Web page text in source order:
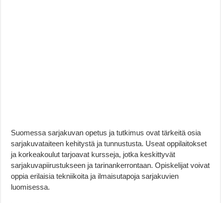
Suomessa sarjakuvan opetus ja tutkimus ovat tärkeitä osia
sarjakuvataiteen kehitystä ja tunnustusta. Useat oppilaitokset
ja korkeakoulut tarjoavat kursseja, jotka keskittyvät
sarjakuvapiirustukseen ja tarinankerrontaan. Opiskelijat voivat
oppia erilaisia tekniikoita ja ilmaisutapoja sarjakuvien
luomisessa.